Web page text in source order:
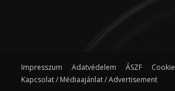
Impresszum Adatvédelem ÁSZF
Cookie
Kapcsolat / Médiaajánlat / Advertisement